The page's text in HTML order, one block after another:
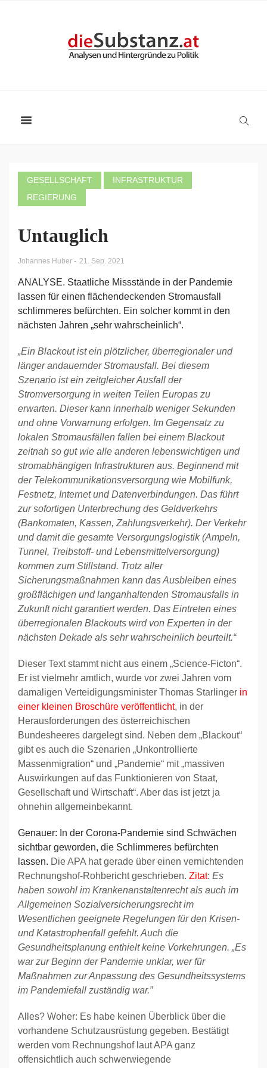
GESELLSCHAFT
INFRASTRUKTUR
REGIERUNG
Untauglich
Johannes Huber - 21. Sep. 2021
ANALYSE. Staatliche Missstände in der Pandemie
lassen für einen flächendeckenden Stromausfall
schlimmeres befürchten. Ein solcher kommt in den
nächsten Jahren „sehr wahrscheinlich“.
„Ein Blackout ist ein plötzlicher, überregionaler und
länger andauernder Stromausfall. Bei diesem
Szenario ist ein zeitgleicher Ausfall der
Stromversorgung in weiten Teilen Europas zu
erwarten. Dieser kann innerhalb weniger Sekunden
und ohne Vorwarnung erfolgen. Im Gegensatz zu
lokalen Stromausfällen fallen bei einem Blackout
zeitnah so gut wie alle anderen lebenswichtigen und
stromabhängigen Infrastrukturen aus. Beginnend mit
der Telekommunikationsversorgung wie Mobilfunk,
Festnetz, Internet und Datenverbindungen. Das führt
zur sofortigen Unterbrechung des Geldverkehrs
(Bankomaten, Kassen, Zahlungsverkehr). Der Verkehr
und damit die gesamte Versorgungslogistik (Ampeln,
Tunnel, Treibstoff- und Lebensmittelversorgung)
kommen zum Stillstand. Trotz aller
Sicherungsmaßnahmen kann das Ausbleiben eines
großflächigen und langanhaltenden Stromausfalls in
Zukunft nicht garantiert werden. Das Eintreten eines
überregionalen Blackouts wird von Experten in der
nächsten Dekade als sehr wahrscheinlich beurteilt.“
Dieser Text stammt nicht aus einem „Science-Ficton“.
Er ist vielmehr amtlich, wurde vor zwei Jahren vom
damaligen Verteidigungsminister Thomas Starlinger in
einer kleinen Broschüre veröffentlicht, in der
Herausforderungen des österreichischen
Bundesheeres dargelegt sind. Neben dem „Blackout“
gibt es auch die Szenarien „Unkontrollierte
Massenmigration“ und „Pandemie“ mit „massiven
Auswirkungen auf das Funktionieren von Staat,
Gesellschaft und Wirtschaft“. Aber das ist jetzt ja
ohnehin allgemeinbekannt.
Genauer: In der Corona-Pandemie sind Schwächen
sichtbar geworden, die Schlimmeres befürchten
lassen. Die APA hat gerade über einen vernichtenden
Rechnungshof-Rohbericht geschrieben. Zitat: Es
haben sowohl im Krankenanstaltenrecht als auch im
Allgemeinen Sozialversicherungsrecht im
Wesentlichen geeignete Regelungen für den Krisen-
und Katastrophenfall gefehlt. Auch die
Gesundheitsplanung enthielt keine Vorkehrungen. „Es
war zur Beginn der Pandemie unklar, wer für
Maßnahmen zur Anpassung des Gesundheitssystems
im Pandemiefall zuständig war.”
Alles? Woher: Es habe keinen Überblick über die
vorhandene Schutzausrüstung gegeben. Bestätigt
werden vom Rechnungshof laut APA ganz
offensichtlich auch schwerwiegende